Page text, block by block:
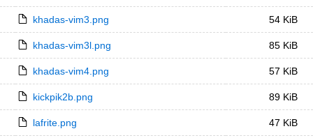
khadas-vim3.png 54 KiB
khadas-vim3l.png 85 KiB
khadas-vim4.png 57 KiB
kickpik2b.png 89 KiB
lafrite.png 47 KiB